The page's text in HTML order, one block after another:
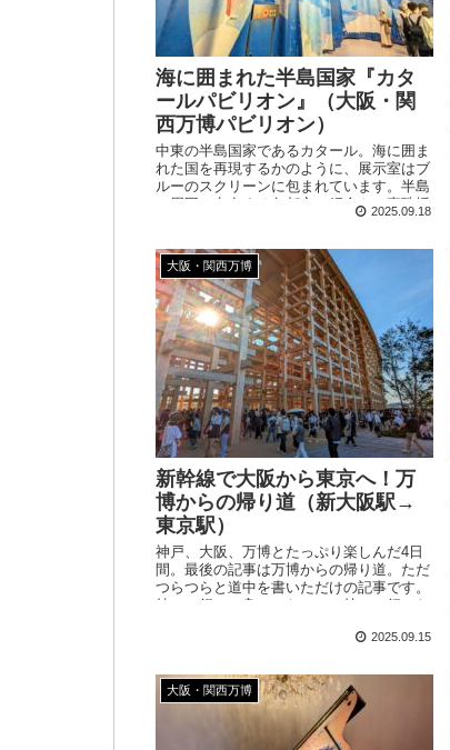
海に囲まれた半島国家『カタ
ールパビリオン』（大阪・関
西万博パビリオン）
中東の半島国家であるカタール。海に囲ま
れた国を再現するかのように、展示室はブ
ルーのスクリーンに包まれています。半島
の周囲に点在する各都市の紹介や、真珠採
取の伝統など、国の紹介をメインとしたパ
2025.09.18
大阪・関西万博
新幹線で大阪から東京へ！万
博からの帰り道（新大阪駅→
東京駅）
神戸、大阪、万博とたっぷり楽しんだ4日
間。最後の記事は万博からの帰り道。ただ
つらつらと道中を書いただけの記事です。
持って行って良かったモノ、持って行った
2025.09.15
大阪・関西万博